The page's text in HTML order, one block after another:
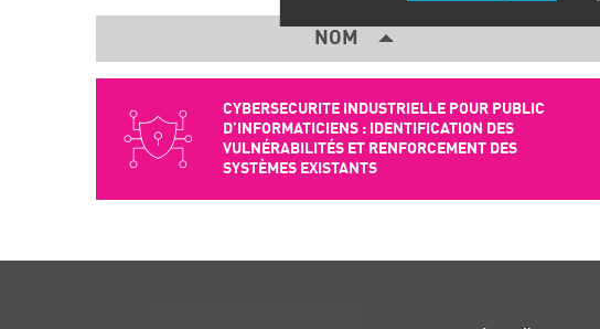
NOM
CYBERSECURITE INDUSTRIELLE POUR PUBLIC
D’INFORMATICIENS : IDENTIFICATION DES
VULNÉRABILITÉS ET RENFORCEMENT DES
SYSTÈMES EXISTANTS